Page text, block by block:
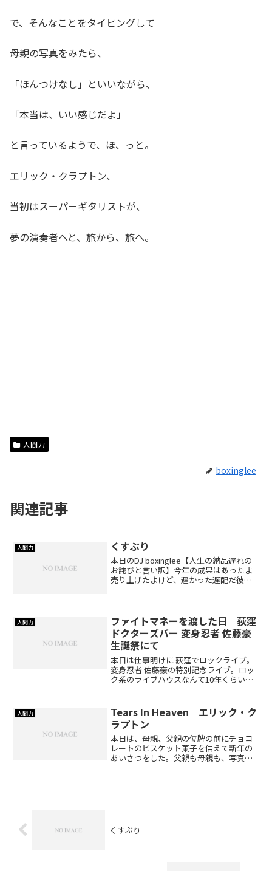
で、そんなことをタイピングして
母親の写真をみたら、
「ほんつけなし」といいながら、
「本当は、いい感じだよ」
と言っているようで、ほ、っと。
エリック・クラプトン、
当初はスーパーギタリストが、
夢の演奏者へと、旅から、旅へ。
人間力
boxinglee
関連記事
人間力 くすぶり
本日のDJ boxinglee【人生の納品遅れの
お詫びと言い訳】今年の成果はあったよ
売り上げたよけど、遅かった遅配だ彼に
えるのか？不...
人間力
ファイトマネーを渡した日 荻窪
ドクターズバー 変身忍者 佐藤豪
生誕祭にて
本日は仕事明けに 荻窪でロックライブ。
変身忍者 佐藤豪の特別記念ライブ。ロッ
ク系のライブハウスなんて10年くらい久
は、俺がやった。忙しさにかまけて、俺
は、逃げてたかも。彼は、癌を克服しな
がら、やり続ける。
人間力
Tears In Heaven エリック・ク
ラプトン
本日は、母親、父親の位牌の前にチョコ
レートのビスケット菓子を供えて新年の
あいさつをした。父親も母親も、写真の
くすぶり